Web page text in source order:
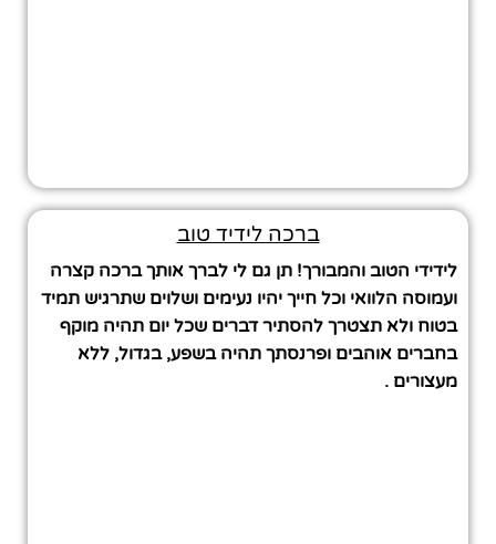
ברכה לידיד טוב
לידידי הטוב והמבורך! תן גם לי לברך אותך ברכה קצרה
ועמוסה הלוואי וכל חייך יהיו נעימים ושלוים שתרגיש תמיד
בטוח ולא תצטרך להסתיר דברים שכל יום תהיה מוקף
בחברים אוהבים ופרנסתך תהיה בשפע, בגדול, ללא
מעצורים .